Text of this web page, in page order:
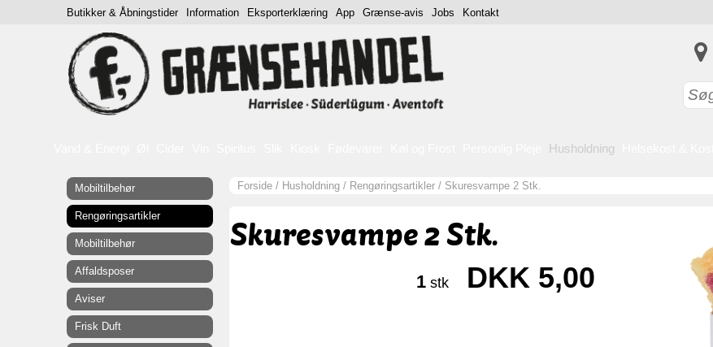
Husholdning
Forside / Husholdning / Rengøringsartikler / Skuresvampe 2 Stk.
Skuresvampe 2 Stk.
1 stk DKK 5,00
Mobiltilbehør
Rengøringsartikler
Mobiltilbehør
Affaldsposer
Aviser
Frisk Duft
Butikker & Åbningstider Information Eksporterklæring App Grænse-avis Jobs Kontakt